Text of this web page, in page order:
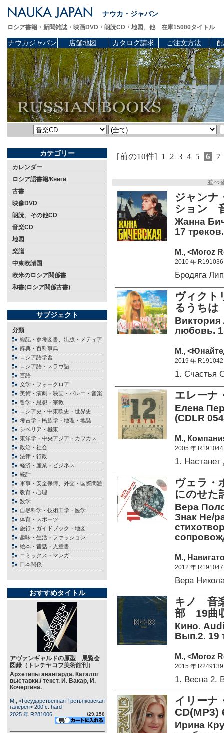
ナウカ・ジャパン
ロシア書籍・新聞雑誌・映画DVD・朗読CD・地図、他 在庫15000タイトル
ナウカジャパン 店舗地図 カタログ請求 ご注文方法
カテゴリー
カレンダー
ロシア語書籍/Книги
古書
映像DVD
朗読、その他CD
音楽CD
地図
楽譜
中東欧諸国
欧米のロシア関係書
和書(ロシア関係古書)
サブジェクト
分類
総記・参考図書、出版・メディア
辞典・百科事典
ロシア語学習
ロシア語・スラヴ語
言語
文学・フォークロア
美術・演劇・映画・バレエ・音楽
哲学・思想・宗教
ロシア史・中東欧史・世界史
考古学・民族学・地理・地誌
シベリア・極東
東洋学・中央アジア・カフカス
政治・社会
法律・行政
経済・産業・ビジネス
統計
軍事・安全保障、外交・国際問題
教育・心理
数学
自然科学・技術工学・医学
体育・スポーツ
旅行・ガイドブック・地図
趣味・生活・ファッション
絵本・昔話・児童書
コミックス・マンガ
日本関係
おすすめタイトル
アヴァンギャルドの原型 展覧会
図録（トレチヤコフ美術館刊）
Архетипы авангарда. Каталог
выставки./ текст. И. Вакар, И.
Кочергина.
М., <Государственная Третьяковская
галерея> 200 c. hard
2025 年 R281006
\29,150
[前の10件] 1 2 3 4 5 6 7
並べ
ジャン
ション
Жанна
17
М., <Moroz
2010 年 R191036
Бродяга
ヴィクト
るうち
Виктория
любовь.
М.,
2019 年 R191042
1. Счастья
エレー
Елена
(CDLR
М.,
2005 年 R191044
1.
ヴェラ
にのせた
Вера
Знак Не/
М.,
2012 年 R191047
Вера
キノ 音
部 19曲
Кино.
Вып.2. 19
М., <Moroz
2015 年 R249139
1. Весна 2.
イリー
Ирина